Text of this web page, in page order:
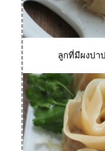
ลูกที่มีผงปา